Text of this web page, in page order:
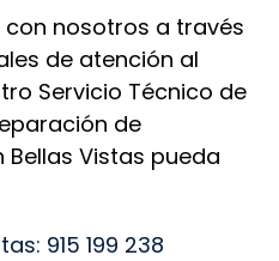
nosotros a través
de atención al
Servicio Técnico de
de
Vistas pueda
915 199 238